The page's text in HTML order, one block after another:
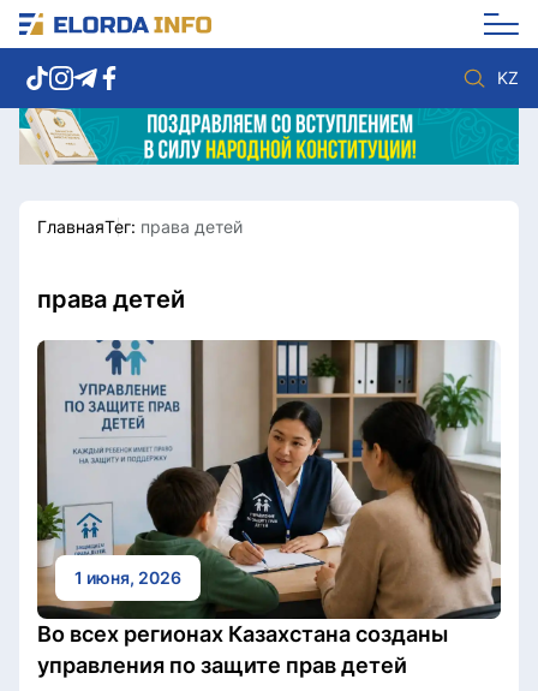
KZ
Новости столицы
Политика
Спорт
Разное
Видео
Мир
Служба Комплаенс
Этический кодекс
Служу стране
ГлавнаяТег: права детей
права детей
1 июня, 2026
Во всех регионах Казахстана созданы
управления по защите прав детей